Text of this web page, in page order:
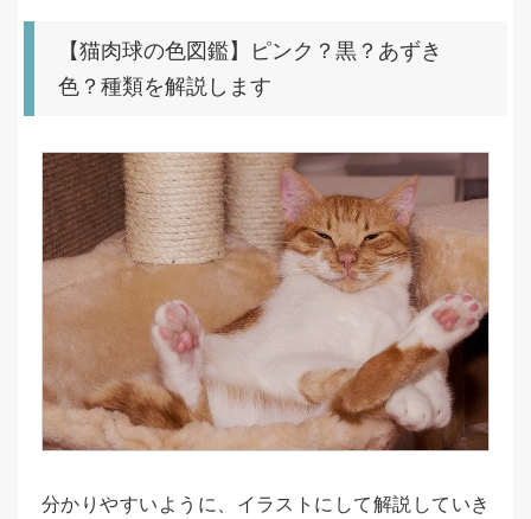
【猫肉球の色図鑑】ピンク？黒？あずき
色？種類を解説します
分かりやすいように、イラストにして解説していき